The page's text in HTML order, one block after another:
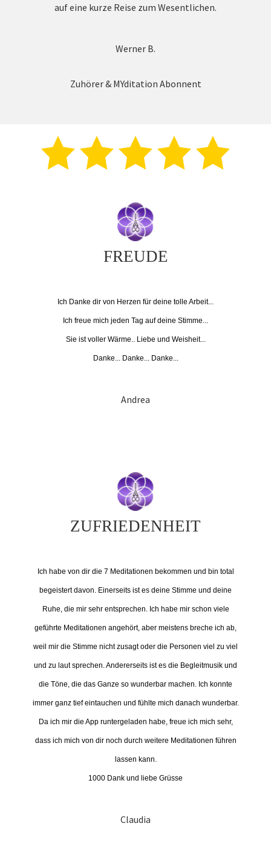
auf eine kurze Reise zum Wesentlichen.
Werner B.
Zuhörer & MYditation Abonnent
FREUDE
Ich Danke dir von Herzen für deine tolle Arbeit...
Ich freue mich jeden Tag auf deine Stimme...
Sie ist voller Wärme.. Liebe und Weisheit...
Danke... Danke... Danke...
Andrea
ZUFRIEDENHEIT
Ich habe von dir die 7 Meditationen bekommen und bin total
begeistert davon. Einerseits ist es deine Stimme und deine
Ruhe, die mir sehr entsprechen. Ich habe mir schon viele
geführte Meditationen angehört, aber meistens breche ich ab,
weil mir die Stimme nicht zusagt oder die Personen viel zu viel
und zu laut sprechen. Andererseits ist es die Begleitmusik und
die Töne, die das Ganze so wunderbar machen. Ich konnte
immer ganz tief eintauchen und fühlte mich danach wunderbar.
Da ich mir die App runtergeladen habe, freue ich mich sehr,
dass ich mich von dir noch durch weitere Meditationen führen
lassen kann.
1000 Dank und liebe Grüsse
Claudia